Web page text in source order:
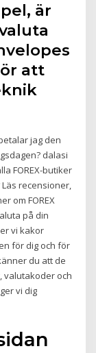
är
att
jag den
dalasi
FOREX-butiker
recensioner,
om FOREX
på din
vi kakor
för dig och för
du att de
valutakoder och
vi dig